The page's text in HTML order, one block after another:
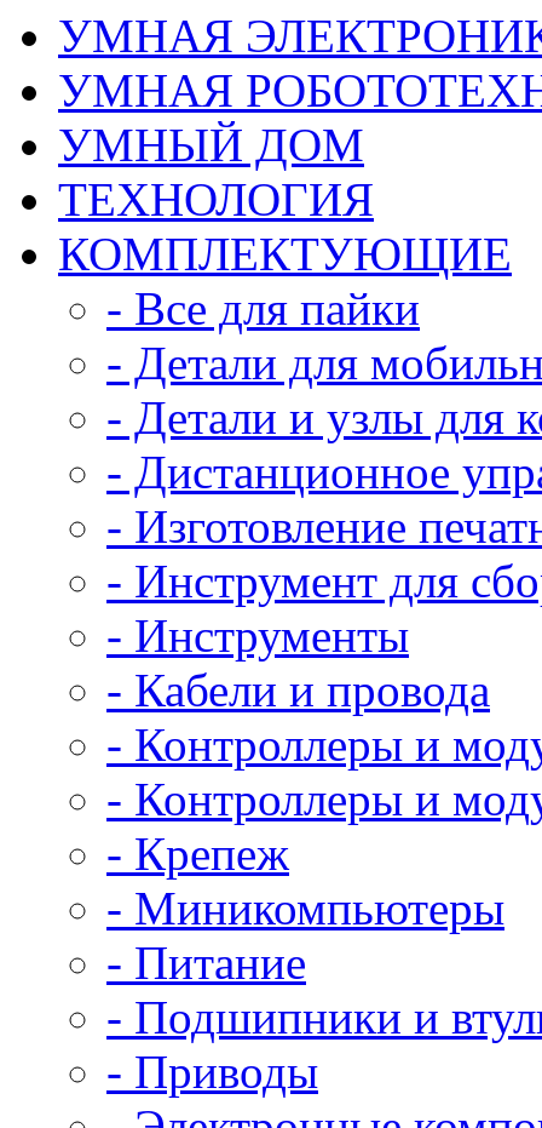
УМНАЯ
УМНАЯ
УМНЫЙ ДОМ
ТЕХНОЛОГИЯ
КОМПЛЕКТУЮЩИЕ
- Все для пайки
- Детали для
- Детали и узлы для
- Дистанционное
- Изготовление
- Инструмент для
- Инструменты
- Кабели и провода
- Контроллеры и
- Контроллеры и
- Крепеж
- Миникомпьютеры
- Питание
- Подшипники и
- Приводы